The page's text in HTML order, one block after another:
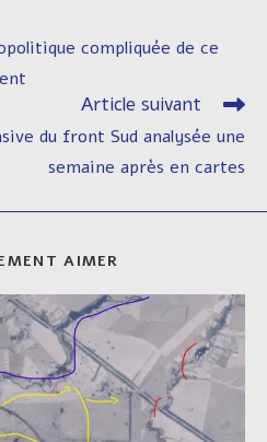
compliquée de ce
Article suivant
du front Sud analysée une
semaine après en cartes
AIMER